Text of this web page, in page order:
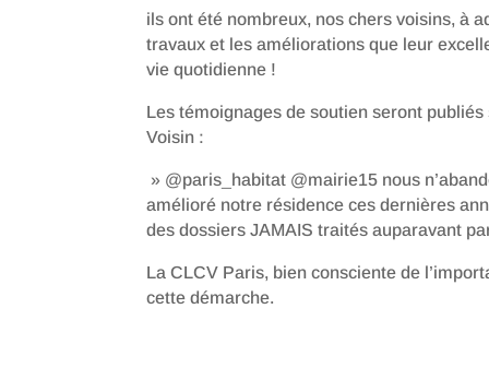
ils ont été nombreux, nos chers voisins, à
travaux et les améliorations que leur
vie quotidienne !
Les témoignages de soutien seront
Voisin :
» @paris_habitat @mairie15 nous
amélioré notre résidence ces dernières
des dossiers JAMAIS traités auparavant
La CLCV Paris, bien consciente de
cette démarche.